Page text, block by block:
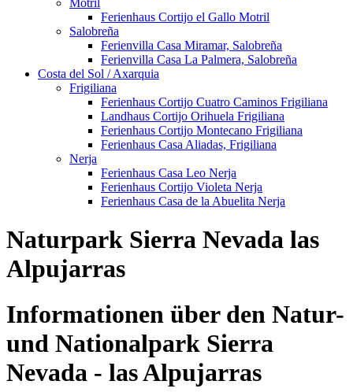
Ferienhaus Cortijo el Gallo Motril
Salobreña
Ferienvilla Casa Miramar, Salobreña
Ferienvilla Casa La Palmera, Salobreña
Costa del Sol / Axarquia
Frigiliana
Ferienhaus Cortijo Cuatro Caminos Frigiliana
Landhaus Cortijo Orihuela Frigiliana
Ferienhaus Cortijo Montecano Frigiliana
Ferienhaus Casa Aliadas, Frigiliana
Nerja
Ferienhaus Casa Leo Nerja
Ferienhaus Cortijo Violeta Nerja
Ferienhaus Casa de la Abuelita Nerja
Naturpark Sierra Nevada las
Alpujarras
Informationen über den Natur-
und Nationalpark Sierra
Nevada - las Alpujarras